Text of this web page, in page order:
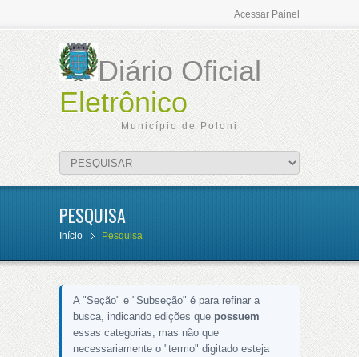
Acessar Painel
Diário Oficial
Eletrônico
Município de Poloni
PESQUISA
Início Pesquisa
A "Seção" e "Subseção" é para refinar a
busca, indicando edições que possuem
essas categorias, mas não que
necessariamente o "termo" digitado esteja